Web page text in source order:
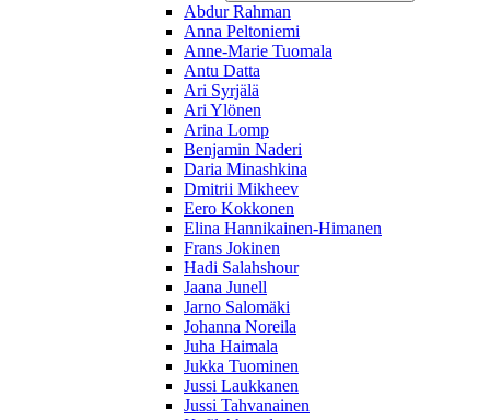
Abdur Rahman
Anna Peltoniemi
Anne-Marie Tuomala
Antu Datta
Ari Syrjälä
Ari Ylönen
Arina Lomp
Benjamin Naderi
Daria Minashkina
Dmitrii Mikheev
Eero Kokkonen
Elina Hannikainen-Himanen
Frans Jokinen
Hadi Salahshour
Jaana Junell
Jarno Salomäki
Johanna Noreila
Juha Haimala
Jukka Tuominen
Jussi Laukkanen
Jussi Tahvanainen